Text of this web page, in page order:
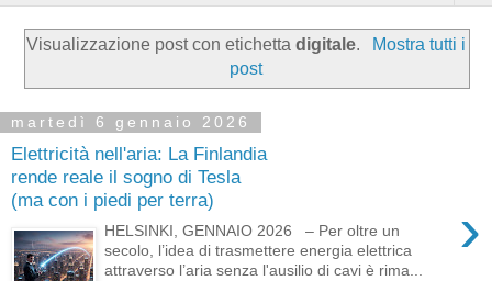
Visualizzazione post con etichettadigitale.
Mostra tutti i
post
martedì 6 gennaio 2026
Elettricità nell'aria: La Finlandia
rende reale il sogno di Tesla
(ma con i piedi per terra)
›
HELSINKI, GENNAIO 2026 – Per oltre un
secolo, l’idea di trasmettere energia elettrica
attraverso l’aria senza l'ausilio di cavi è rima...